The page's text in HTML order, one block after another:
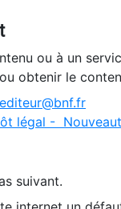
ou à un
obtenir le
légal -
suivant.